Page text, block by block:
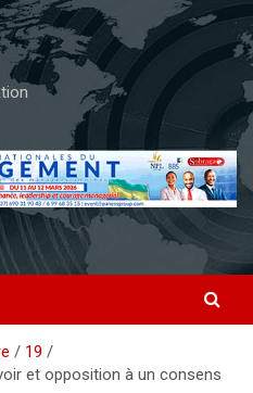
19
et opposition à un consens